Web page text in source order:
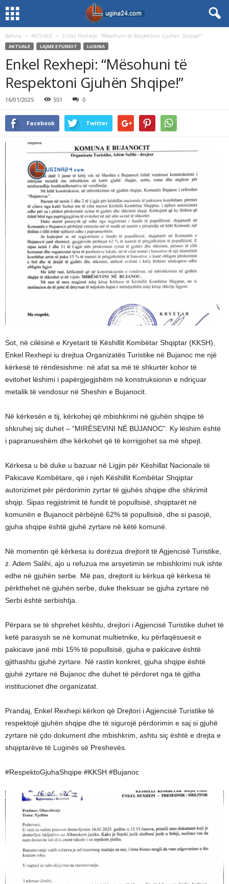
Ballina AKTUALE Enkel Rexhepi: “Mësohuni të Respektoni Gjuhën Shqipe!”
AKTUALE LAJME E FUNDIT LUGINA
Enkel Rexhepi: “Mësohuni të
Respektoni Gjuhën Shqipe!”
16/01/2025 551 0
Facebook Twitter
Sot, në cilësinë e Kryetarit të Këshillit Kombëtar Shqiptar (KKSH),
Enkel Rexhepi iu drejtua Organizatës Turistike në Bujanoc me një
kërkesë të rëndësishme: në afat sa më të shkurtër kohor të
evitohet lëshimi i papërgjegjshëm në konstruksionin e ndriçuar
metalik të vendosur në Sheshin e Bujanocit.
Në kërkesën e tij, kërkohej që mbishkrimi në gjuhën shqipe të
shkruhej siç duhet – “MIRËSEVINI NË BUJANOC”. Ky lëshim është
i papranueshëm dhe kërkohet që të korrigjohet sa më shpejt.
Kërkesa u bë duke u bazuar në Ligjin për Këshillat Nacionale të
Pakicave Kombëtare, që i njeh Këshillit Kombëtar Shqiptar
autorizimet për përdorimin zyrtar të gjuhës shqipe dhe shkrimit
shqip. Sipas regjistrimit të fundit të popullsisë, shqiptarët në
komunën e Bujanocit përbëjnë 62% të popullsisë, dhe si pasojë,
gjuha shqipe është gjuhë zyrtare në këtë komunë.
Në momentin që kërkesa iu dorëzua drejtorit të Agjencisë Turistike,
z. Adem Salihi, ajo u refuzua me arsyetimin se mbishkrimi nuk ishte
edhe në gjuhën serbe. Më pas, drejtorit iu kërkua që kërkesa të
përkthehet në gjuhën serbe, duke theksuar se gjuha zyrtare në
Serbi është serbishtja.
Përpara se të shprehet kështu, drejtori i Agjencisë Turistike duhet të
ketë parasysh se në komunat multietnike, ku përfaqësuesit e
pakicave janë mbi 15% të popullsisë, gjuha e pakicave është
gjithashtu gjuhë zyrtare. Në rastin konkret, gjuha shqipe është
gjuhë zyrtare në Bujanoc dhe duhet të përdoret nga të gjitha
institucionet dhe organizatat.
Prandaj, Enkel Rexhepi kërkon që Drejtori i Agjencisë Turistike të
respektojë gjuhën shqipe dhe të sigurojë përdorimin e saj si gjuhë
zyrtare në çdo dokument dhe mbishkrim, ashtu siç është e drejta e
shqiptarëve të Luginës së Preshevës.
#RespektoGjuhaShqipe #KKSH #Bujanoc